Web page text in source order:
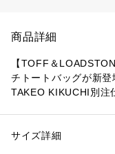
商品詳細
【TOFF＆
チトートバッグが新登
TAKEO KIKUCHI別注
良質なシンプルさで
性別：メンズ
サイズ詳細